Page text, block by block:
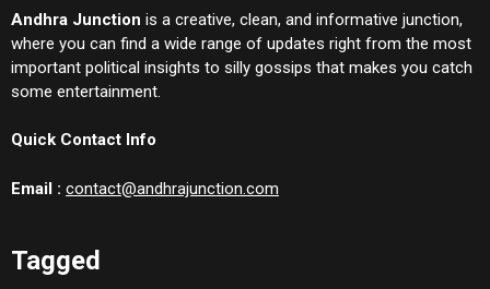
Andhra Junction is a creative, clean, and informative junction,
where you can find a wide range of updates right from the most
important political insights to silly gossips that makes you catch
some entertainment.
Quick Contact Info
Email : contact@andhrajunction.com
Tagged